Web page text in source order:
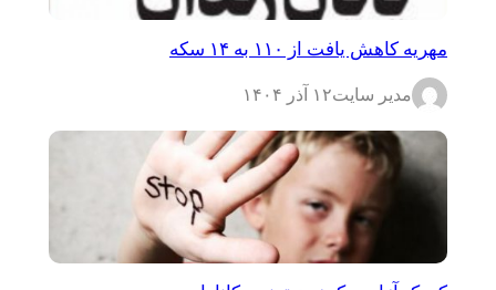
مهریه کاهش یافت از ۱۱۰ به ۱۴ سکه
مدیر سایت۱۲ آذر ۱۴۰۴